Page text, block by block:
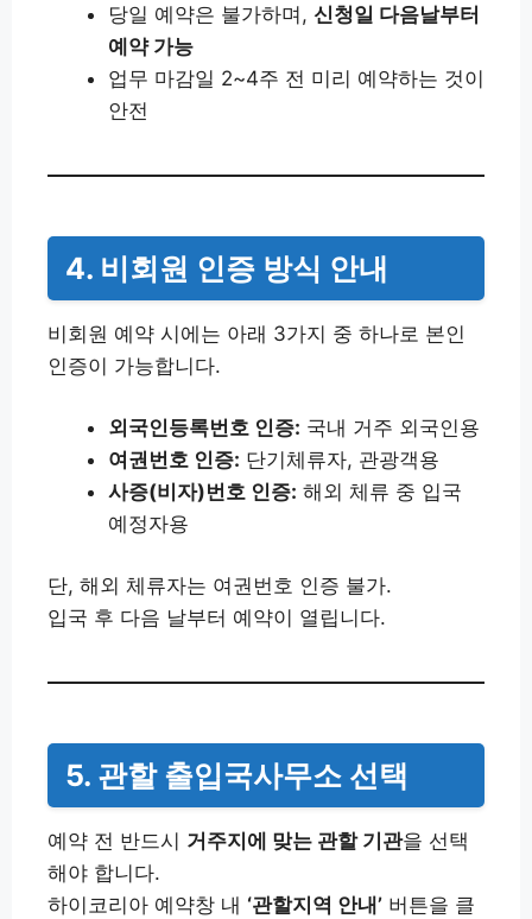
당일 예약은 불가하며, 신청일 다음날부터
예약 가능
업무 마감일 2~4주 전 미리 예약하는 것이
안전
4. 비회원 인증 방식 안내
비회원 예약 시에는 아래 3가지 중 하나로 본인
인증이 가능합니다.
외국인등록번호 인증: 국내 거주 외국인용
여권번호 인증: 단기체류자, 관광객용
사증(비자)번호 인증: 해외 체류 중 입국
예정자용
단, 해외 체류자는 여권번호 인증 불가.
입국 후 다음 날부터 예약이 열립니다.
5. 관할 출입국사무소 선택
예약 전 반드시 거주지에 맞는 관할 기관을 선택
해야 합니다.
하이코리아 예약창 내 ‘관할지역 안내’ 버튼을 클